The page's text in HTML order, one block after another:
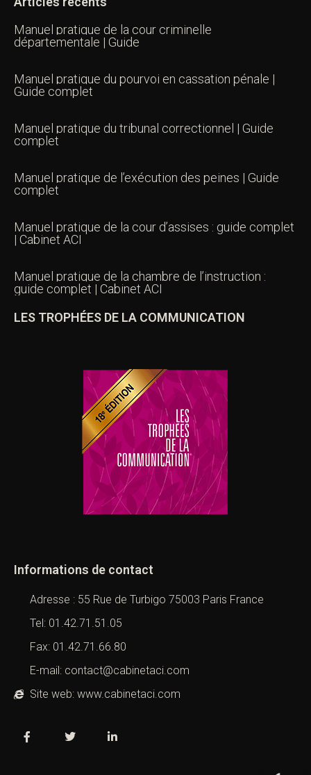
Manuel pratique de la cour criminelle
départementale | Guide
Manuel pratique du pourvoi en cassation pénale |
Guide complet
Manuel pratique du tribunal correctionnel | Guide
complet
Manuel pratique de l’exécution des peines | Guide
complet
Manuel pratique de la cour d’assises : guide complet
| Cabinet ACI
Manuel pratique de la chambre de l’instruction :
guide complet | Cabinet ACI
LES TROPHÉES DE LA COMMUNICATION
Informations de contact
Adresse : 55 Rue de Turbigo 75003 Paris France
Tel: 01.42.71.51.05
Fax: 01.42.71.66.80
E-mail: contact@cabinetaci.com
Site web: www.cabinetaci.com